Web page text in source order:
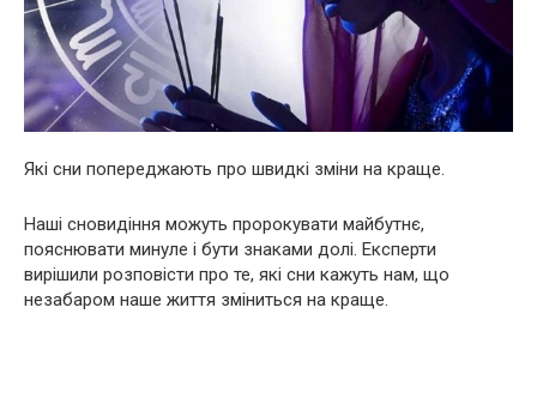
Які сни попереджають про швидкі зміни на краще.
Наші сновидіння можуть пророкувати майбутнє,
пояснювати минуле і бути знаками долі. Експерти
вирішили розповісти про те, які сни кажуть нам, що
незабаром наше життя зміниться на краще.